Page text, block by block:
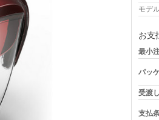
モデ
お支
最小
パッ
受渡
支払